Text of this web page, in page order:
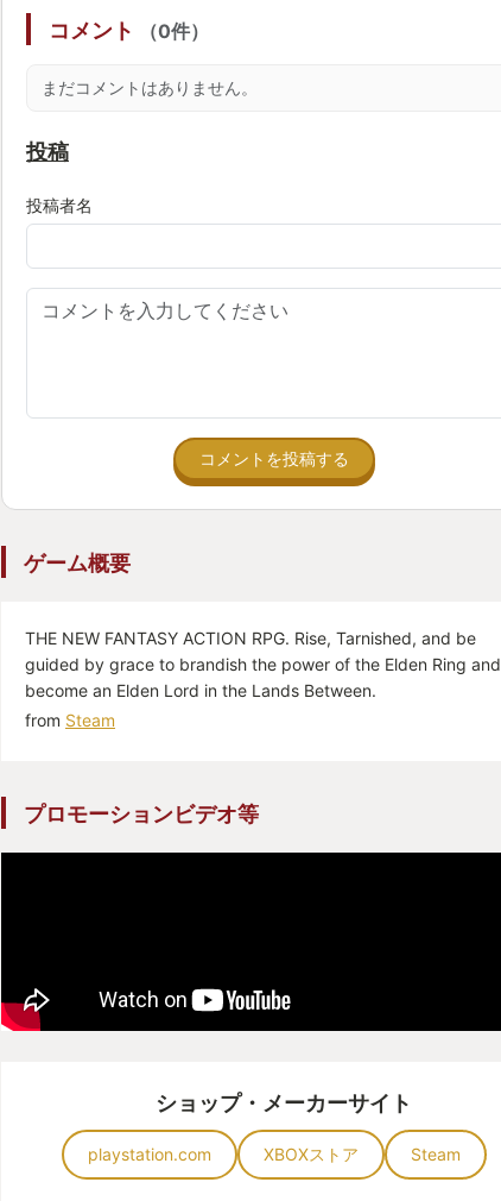
コメント （0件）
まだコメントはありません。
投稿
投稿者名
コメントを投稿する
ゲーム概要
THE NEW FANTASY ACTION RPG. Rise, Tarnished, and be
guided by grace to brandish the power of the Elden Ring and
become an Elden Lord in the Lands Between.
from Steam
プロモーションビデオ等
ショップ・メーカーサイト
playstation.com XBOXストア Steam